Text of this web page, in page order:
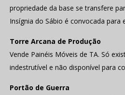
propriedade da base se transfere
Insígnia do Sábio é convocada para
Torre Arcana de Produção
Vende Painéis Móveis de TA. Só
indestrutível e não disponível para
Portão de Guerra